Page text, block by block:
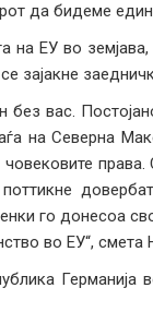
да бидеме
на ЕУ во
зајакне
вас.
на Северна
го донесоа
во ЕУ“, смета